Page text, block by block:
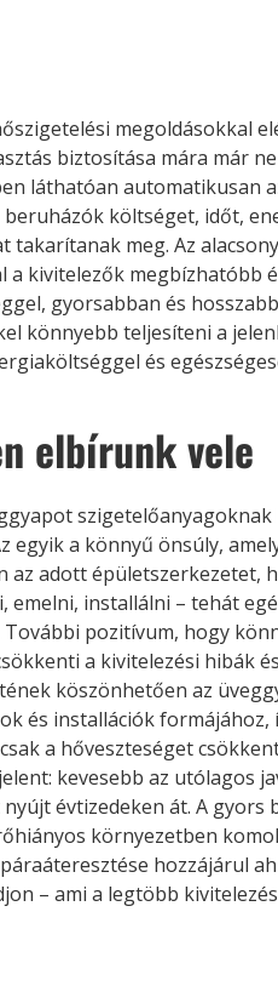
megoldásokkal
biztosítása mára már
láthatóan automatikusan
beruházók költséget, időt,
takarítanak meg. Az
a kivitelezők megbízhatóbb
gyorsabban és
könnyebb teljesíteni a
és
elbírunk vele
egyik a könnyű önsúly,
az adott épületszerkezetet,
emelni, installálni – tehát
pozitívum, hogy
a kivitelezési hibák
köszönhetően az
és installációk
a hőveszteséget
kevesebb az utólagos
évtizedeken át. A
környezetben
hozzájárul
– ami a legtöbb